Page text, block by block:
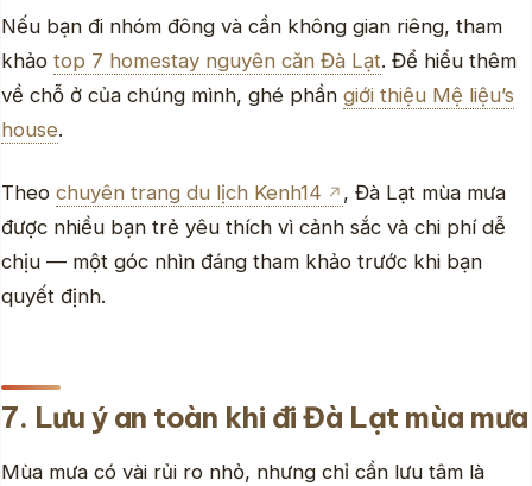
Nếu bạn đi nhóm đông và cần không gian riêng, tham
khảo top 7 homestay nguyên căn Đà Lạt. Để hiểu thêm
về chỗ ở của chúng mình, ghé phần giới thiệu Mệ liệu’s
house.
Theo chuyên trang du lịch Kenh14
, Đà Lạt mùa mưa
được nhiều bạn trẻ yêu thích vì cảnh sắc và chi phí dễ
chịu — một góc nhìn đáng tham khảo trước khi bạn
quyết định.
7. Lưu ý an toàn khi đi Đà Lạt mùa mưa
Mùa mưa có vài rủi ro nhỏ, nhưng chỉ cần lưu tâm là